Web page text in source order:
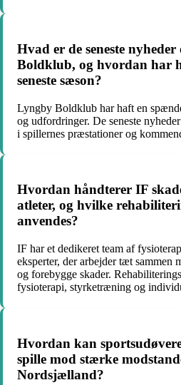
Hvad er de seneste
Boldklub, og hvordan har
seneste sæson?
Lyngby Boldklub har haft en
og udfordringer. De seneste
i spillernes præstationer og
Hvordan håndterer IF
atleter, og hvilke
anvendes?
IF har et dedikeret team af
eksperter, der arbejder tæt sammen
og forebygge skader.
fysioterapi, styrketræning og
Hvordan kan
spille mod stærke
Nordsjælland?